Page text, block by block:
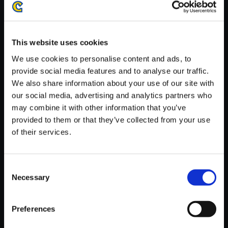
This website uses cookies
We use cookies to personalise content and ads, to
provide social media features and to analyse our traffic.
We also share information about your use of our site with
our social media, advertising and analytics partners who
may combine it with other information that you’ve
provided to them or that they’ve collected from your use
of their services.
Selection
Necessary
Preferences
※ご購入いただいたファイルのダウンロードの際には、通信環境
が安定しているWifi環境でお試しください。
【単曲】逆転裁判＋逆転裁判2
オリジナル・サウンドトラック
法廷休憩室 ～ふたたびの序曲